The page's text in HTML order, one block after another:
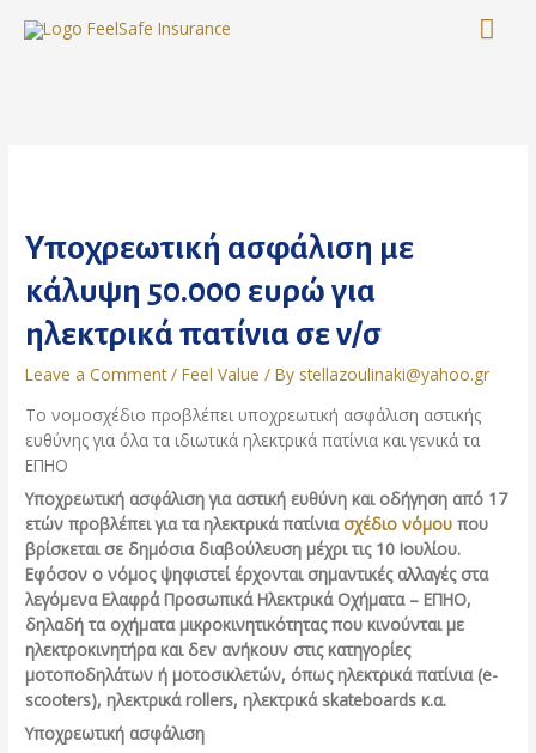
Υποχρεωτική ασφάλιση με
κάλυψη 50.000 ευρώ για
ηλεκτρικά πατίνια σε ν/σ
Leave a Comment /Feel Value / By stellazoulinaki@yahoo.gr
Το νομοσχέδιο προβλέπει υποχρεωτική ασφάλιση αστικής
ευθύνης για όλα τα ιδιωτικά ηλεκτρικά πατίνια και γενικά τα
ΕΠΗΟ
Υποχρεωτική ασφάλιση για αστική ευθύνη και οδήγηση από 17
ετών προβλέπει για τα ηλεκτρικά πατίνιασχέδιο νόμου που
βρίσκεται σε δημόσια διαβούλευση μέχρι τις 10 Ιουλίου.
Εφόσον ο νόμος ψηφιστεί έρχονται σημαντικές αλλαγές στα
λεγόμενα Ελαφρά Προσωπικά Ηλεκτρικά Οχήματα – ΕΠΗΟ,
δηλαδή τα οχήματα μικροκινητικότητας που κινούνται με
ηλεκτροκινητήρα και δεν ανήκουν στις κατηγορίες
μοτοποδηλάτων ή μοτοσικλετών, όπως ηλεκτρικά πατίνια (e-
scooters), ηλεκτρικά rollers, ηλεκτρικά skateboards κ.α.
Υποχρεωτική ασφάλιση